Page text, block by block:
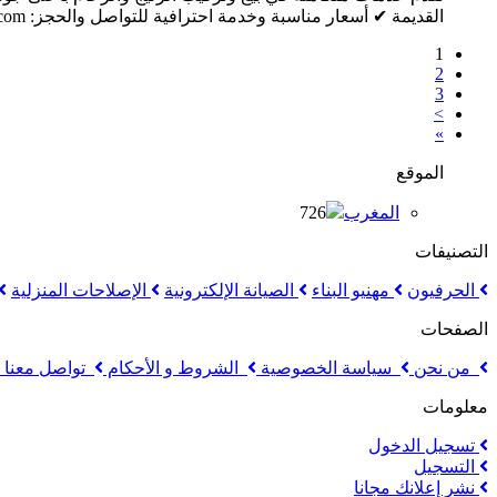
القديمة ✔ أسعار مناسبة وخدمة احترافية للتواصل والحجز: larbi.saod@gmail.com ...
1
2
3
>
»
الموقع
المغرب 726
التصنيفات
الحرفيون مهنيو البناء الصيانة الإلكترونية الإصلاحات المنزلية
الصفحات
من نحن سياسة الخصوصية الشروط و الأحكام تواصل معنا
معلومات
تسجيل الدخول
التسجيل
نشر إعلانك مجانا